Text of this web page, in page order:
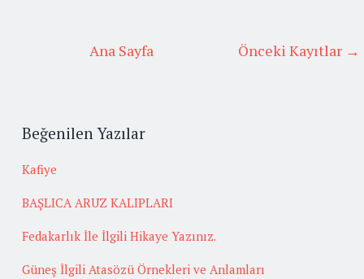
Önceki Kayıtlar →
Ana Sayfa
Beğenilen Yazılar
Kafiye
BAŞLICA ARUZ KALIPLARI
Fedakarlık İle İlgili Hikaye Yazınız.
Güneş İlgili Atasözü Örnekleri ve Anlamları